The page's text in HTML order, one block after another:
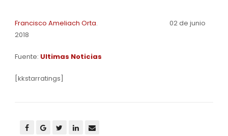
Francisco Ameliach Orta. 02 de junio
2018
Fuente: Ultimas Noticias
[kkstarratings]